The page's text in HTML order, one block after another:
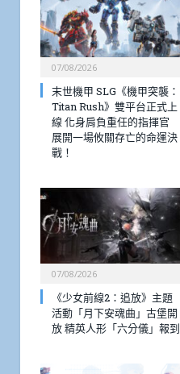
07/08/2026
末世機甲 SLG《機甲突襲：
Titan Rush》雙平台正式上
線 化身肩負重任的指揮官
展開一場攸關存亡的命運決
戰！
07/08/2026
《少女前線2：追放》主題
活動「月下安魂曲」古堡開
放 精英人形「六分儀」報到